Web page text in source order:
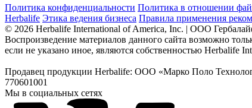
Политика конфиденциальности Политика в отношении
Herbalife Этика ведения бизнеса Правила применения
© 2026 Herbalife International of America, Inc. | ООО
Воспроизведение материалов данного сайта возможно
если не указано иное, являются собственностью Herbalife
Продавец продукции Herbalife: ООО «Марко Поло
770601001
Мы в социальных сетях